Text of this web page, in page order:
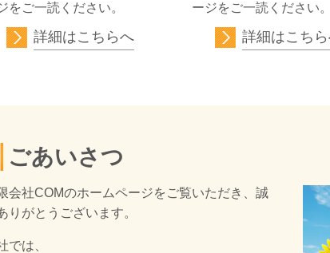
をご一読ください。
詳細はこちらへ
ージをご一読ください
詳細はこち
ごあいさつ
会社COMのホームページをご覧いただき、誠
りがとうございます。
では、